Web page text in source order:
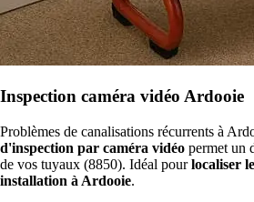
Inspection caméra vidéo Ardooie
Problèmes de canalisations récurrents à
d'inspection par caméra vidéo permet un
de vos tuyaux (8850). Idéal pourlocaliser
installation à Ardooie.